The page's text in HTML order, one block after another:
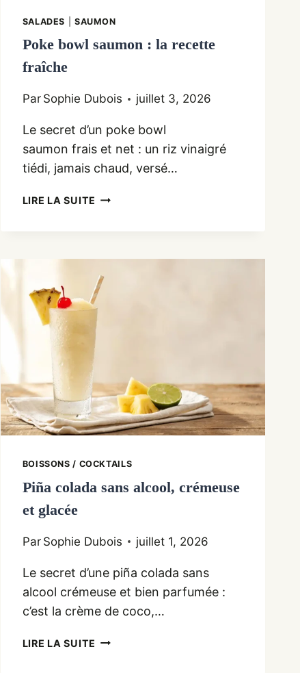
SALADES SAUMON
Poke bowl saumon : la recette
fraîche
Par Sophie Dubois juillet 3, 2026
Le secret d’un poke bowl
saumon frais et net : un riz vinaigré
tiédi, jamais chaud, versé…
LIRE LA SUITE POKE
LA
RECETTE
FRAÎCHE
BOISSONS / COCKTAILS
Piña colada sans alcool, crémeuse
et glacée
Par Sophie Dubois juillet 1, 2026
Le secret d’une piña colada sans
alcool crémeuse et bien parfumée :
c’est la crème de coco,…
LIRE LA SUITE PIÑA